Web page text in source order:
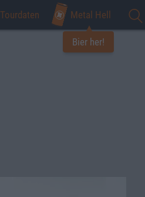
Tourdaten Metal Hell
Bier her!